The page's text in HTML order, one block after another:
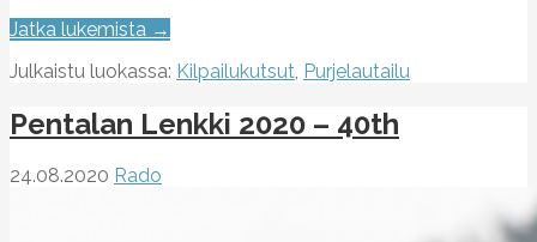
Jatka lukemista →
Julkaistu luokassa: Kilpailukutsut Purjelautailu
Pentalan Lenkki 2020 – 40th
24.08.2020 Rado